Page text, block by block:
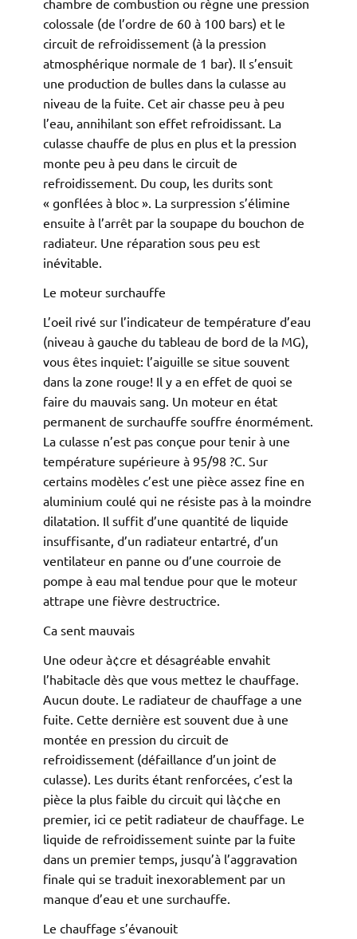
chambre de combustion ou règne une pression
colossale (de l’ordre de 60 à 100 bars) et le
circuit de refroidissement (à la pression
atmosphérique normale de 1 bar). Il s’ensuit
une production de bulles dans la culasse au
niveau de la fuite. Cet air chasse peu à peu
l’eau, annihilant son effet refroidissant. La
culasse chauffe de plus en plus et la pression
monte peu à peu dans le circuit de
refroidissement. Du coup, les durits sont
« gonflées à bloc ». La surpression s’élimine
ensuite à l’arrêt par la soupape du bouchon de
radiateur. Une réparation sous peu est
inévitable.
Le moteur surchauffe
L’oeil rivé sur l’indicateur de température d’eau
(niveau à gauche du tableau de bord de la MG),
vous êtes inquiet: l’aiguille se situe souvent
dans la zone rouge! Il y a en effet de quoi se
faire du mauvais sang. Un moteur en état
permanent de surchauffe souffre énormément.
La culasse n’est pas conçue pour tenir à une
température supérieure à 95/98 ?C. Sur
certains modèles c’est une pièce assez fine en
aluminium coulé qui ne résiste pas à la moindre
dilatation. Il suffit d’une quantité de liquide
insuffisante, d’un radiateur entartré, d’un
ventilateur en panne ou d’une courroie de
pompe à eau mal tendue pour que le moteur
attrape une fièvre destructrice.
Ca sent mauvais
Une odeur à¢cre et désagréable envahit
l’habitacle dès que vous mettez le chauffage.
Aucun doute. Le radiateur de chauffage a une
fuite. Cette dernière est souvent due à une
montée en pression du circuit de
refroidissement (défaillance d’un joint de
culasse). Les durits étant renforcées, c’est la
pièce la plus faible du circuit qui là¢che en
premier, ici ce petit radiateur de chauffage. Le
liquide de refroidissement suinte par la fuite
dans un premier temps, jusqu’à l’aggravation
finale qui se traduit inexorablement par un
manque d’eau et une surchauffe.
Le chauffage s’évanouit